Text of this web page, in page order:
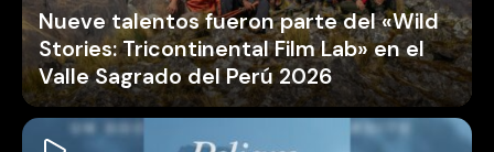
Nueve talentos fueron parte del «Wild
Stories: Tricontinental Film Lab» en el
Valle Sagrado del Perú 2026